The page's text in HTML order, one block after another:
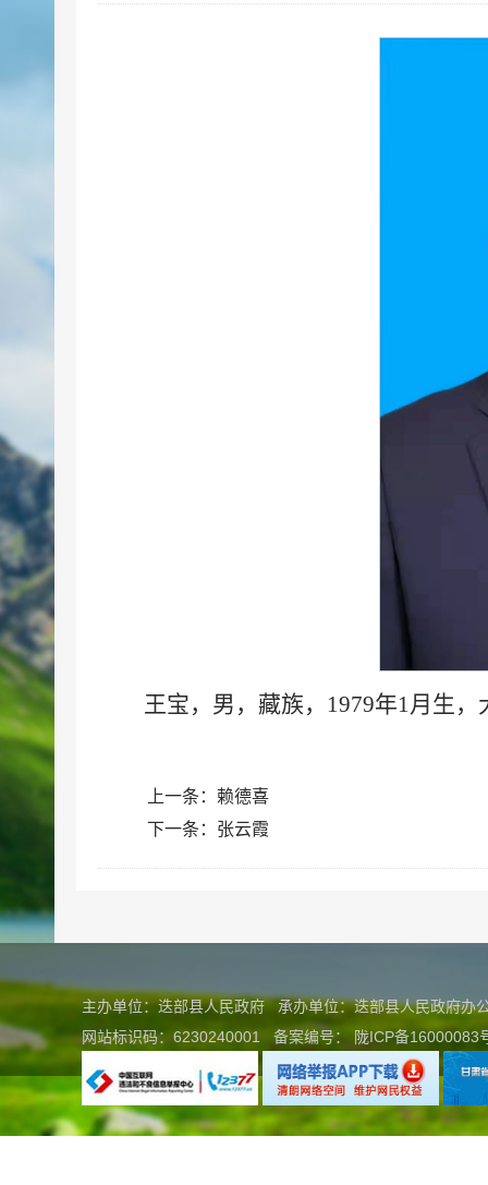
王宝，男，藏族，1979年1月生
上一条： 赖德喜
下一条： ​张云霞
主办单位：迭部县人民政府 承办单位：迭部县人民政府
网站标识码：6230240001
备案编号： 陇ICP备16000083